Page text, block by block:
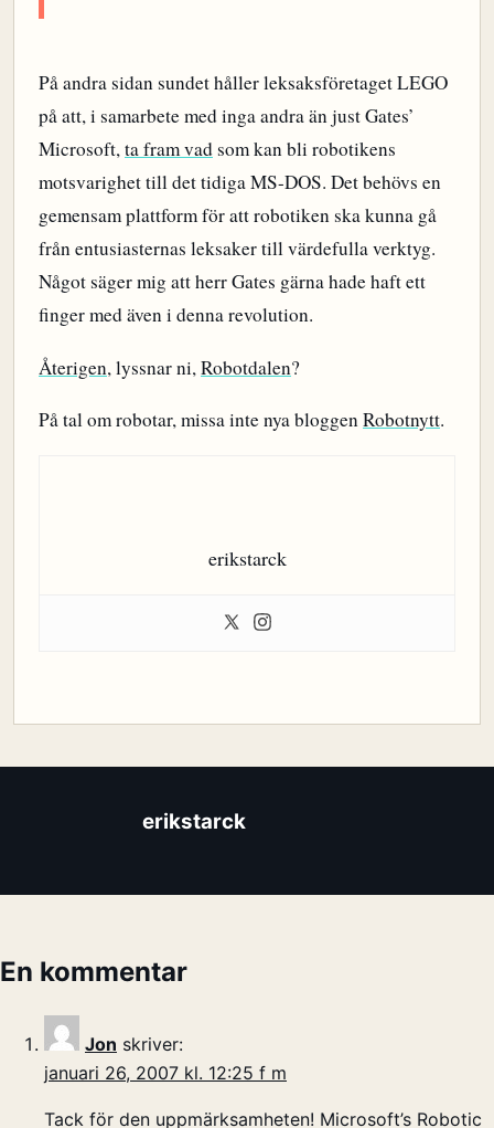
På andra sidan sundet håller leksaksföretaget LEGO
på att, i samarbete med inga andra än just Gates’
Microsoft,ta fram vadsom kan bli robotikens
motsvarighet till det tidiga MS-DOS. Det behövs en
gemensam plattform för att robotiken ska kunna gå
från entusiasternas leksaker till värdefulla verktyg.
Något säger mig att herr Gates gärna hade haft ett
finger med även i denna revolution.
Återigen, lyssnar ni, Robotdalen?
På tal om robotar, missa inte nya bloggenRobotnytt.
erikstarck
erikstarck
En kommentar
Jon skriver:
januari 26, 2007 kl. 12:25 f m
Tack för den uppmärksamheten! Microsoft’s Robotic